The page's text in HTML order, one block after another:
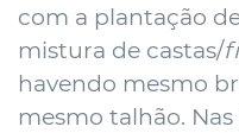
com a plantação
mistura de castas/
havendo mesmo
mesmo talhão.